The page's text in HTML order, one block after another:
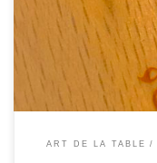
ART DE LA TABLE